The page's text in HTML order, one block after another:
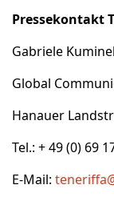
Pressekontakt
Gabriele
Global
Hanauer
Tel.: + 49 (0) 69
E-Mail: